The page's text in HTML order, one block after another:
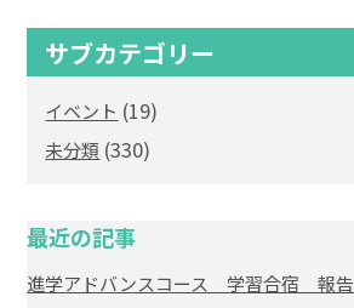
サブカテゴリー
イベント (19)
未分類 (330)
最近の記事
進学アドバンスコース 学習合宿 報告